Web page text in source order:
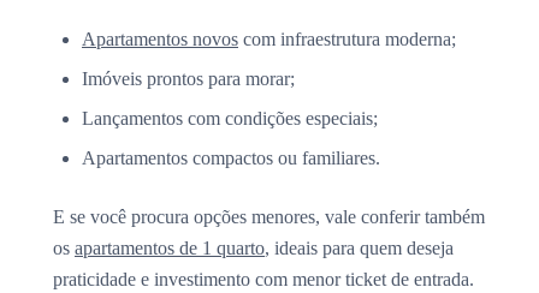
Apartamentos novos com infraestrutura moderna;
Imóveis prontos para morar;
Lançamentos com condições especiais;
Apartamentos compactos ou familiares.
E se você procura opções menores, vale conferir também
os apartamentos de 1 quarto, ideais para quem deseja
praticidade e investimento com menor ticket de entrada.